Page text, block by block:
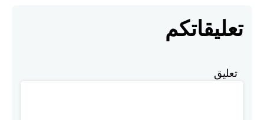
تعليقاتكم
تعليق